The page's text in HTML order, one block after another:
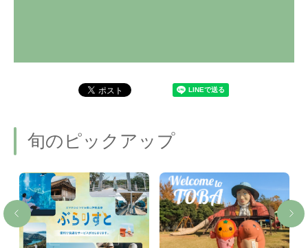
旬のピックアップ